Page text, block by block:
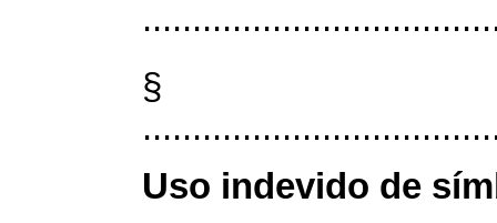
§
Uso indevido de